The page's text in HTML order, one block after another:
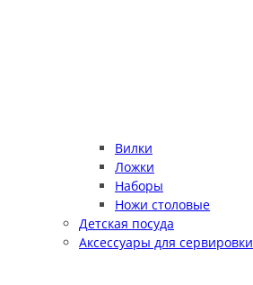
Вилки
Ложки
Наборы
Ножи столовые
Детская посуда
Аксессуары для сервировки